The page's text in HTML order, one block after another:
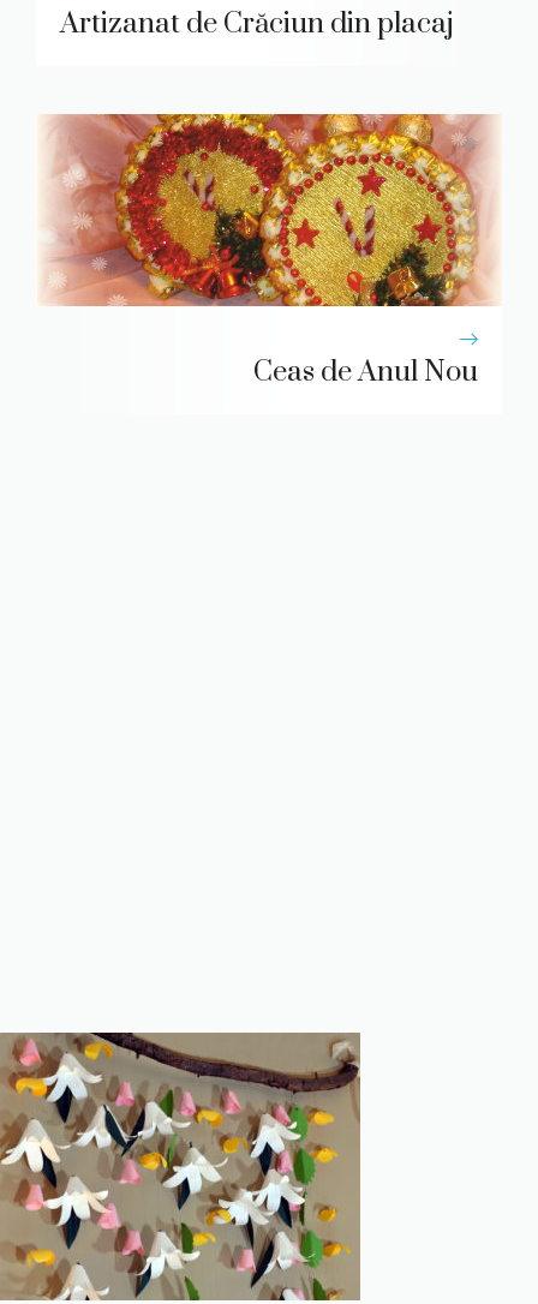
Artizanat de Crăciun din placaj
Ceas de Anul Nou